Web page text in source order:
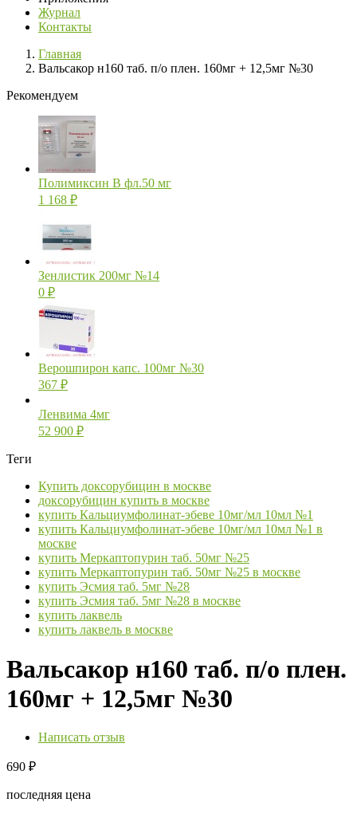
Журнал
Контакты
Главная
Вальсакор н160 таб. п/о плен. 160мг + 12,5мг №30
Рекомендуем
Полимиксин В фл.50 мг
1 168 ₽
Зенлистик 200мг №14
0 ₽
Верошпирон капс. 100мг №30
367 ₽
Ленвима 4мг
52 900 ₽
Теги
Купить доксорубицин в москве
доксорубицин купить в москве
купить Кальциумфолинат-эбеве 10мг/мл 10мл №1
купить Кальциумфолинат-эбеве 10мг/мл 10мл №1 в
москве
купить Меркаптопурин таб. 50мг №25
купить Меркаптопурин таб. 50мг №25 в москве
купить Эсмия таб. 5мг №28
купить Эсмия таб. 5мг №28 в москве
купить лаквель
купить лаквель в москве
Вальсакор н160 таб. п/о плен.
160мг + 12,5мг №30
Написать отзыв
690 ₽
последняя цена